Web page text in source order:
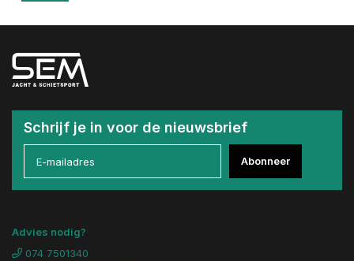
Schrijf je in voor de nieuwsbrief
Abonneer
Advies nodig?
074 7501340